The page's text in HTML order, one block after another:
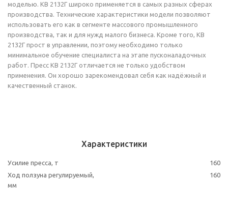
моделью. КВ 2132Г широко применяется в самых разных сферах
производства. Технические характеристики модели позволяют
использовать его как в сегменте массового промышленного
производства, так и для нужд малого бизнеса. Кроме того, КВ
2132Г прост в управлении, поэтому необходимо только
минимальное обучение специалиста на этапе пусконаладочных
работ. Пресс КВ 2132Г отличается не только удобством
применения. Он хорошо зарекомендовал себя как надёжный и
качественный станок.
Характеристики
Усилие пресса, т
160
Ход ползуна регулируемый,
мм
160